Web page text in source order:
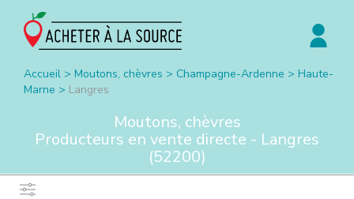
Accueil > Moutons, chèvres > Champagne-Ardenne > Haute-
Marne > Langres
Moutons, chèvres
Producteurs en vente directe - Langres
(52200)